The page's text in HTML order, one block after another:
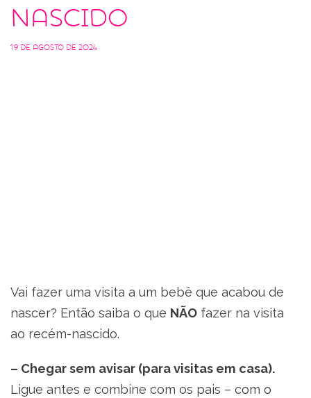
nascido
19 de agosto de 2024
Vai fazer uma visita a um bebê que acabou de
nascer? Então saiba o que NÃO fazer na visita
ao recém-nascido.
– Chegar sem avisar (para visitas em casa).
Ligue antes e combine com os pais – com o